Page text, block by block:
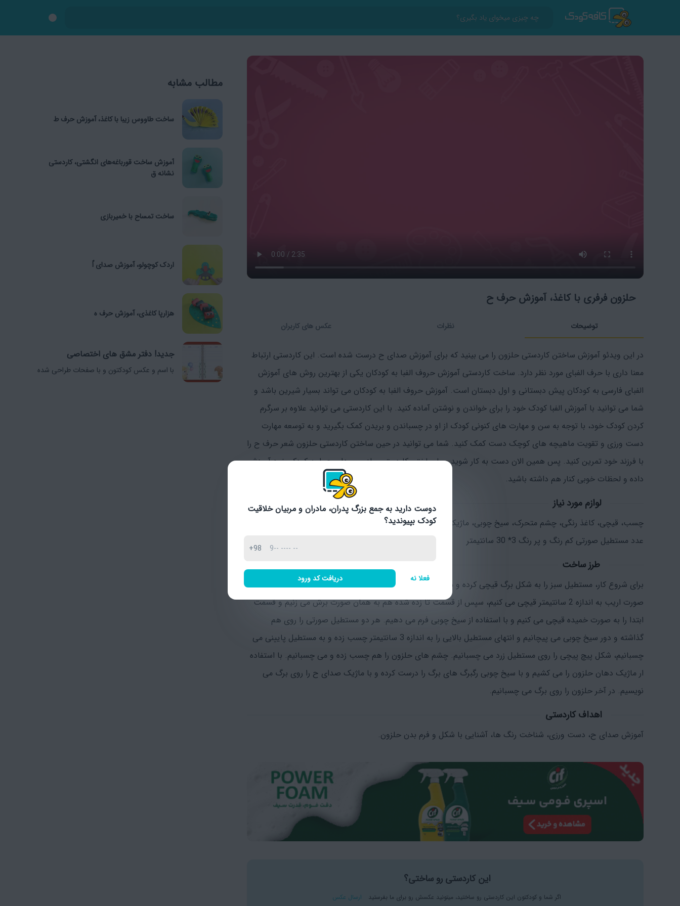
حلزون فرفری با کاغذ، آموزش حرف ح
توضیحات نظرات عکس های کاربران
در این ویدئو آموزش ساختن کاردستی حلزون را می بینید که برای آموزش صدای ح درست شده است. این کاردستی ارتباط
معنا داری با حرف الفبای مورد نظر دارد. ساخت کاردستی آموزش حروف الفبا به کودکان یکی از بهترین روش های آموزش
الفبای فارسی به کودکان پیش دبستانی و اول دبستان است. آموزش حروف الفبا به کودکان می تواند بسیار شیرین باشد و
شما می توانید با آموزش الفبا کودک خود را برای خواندن و نوشتن آماده کنید. با این کاردستی می توانید علاوه بر سرگرم
کردن کودک خود، با توجه به سن و مهارت های کنونی کودک از او در چسباندن و بریدن کمک بگیرید و به توسعه مهارت
دست ورزی و تقویت ماهیچه های کوچک دست کمک کنید. شما می توانید در حین ساختن کاردستی حلزون شعر حرف ح را
با فرزند خود تمرین کنید. پس همین الان دست به کار شوید و با ساختن کاردستی حلزون صدای ح را به کودک خود آموزش
داده و لحظات خوبی کنار هم داشته باشید.
لوازم مورد نیاز
عدد مستطیل صورتی کم رنگ و پر رنگ 3* 30 سانتیمتر
طرز ساخت
برای شروع کار، مستطیل سبز را به شکل برگ قیچی کرده و مستطیل زرد را از وسط تا زده و قسمت انتها را از دو طرف به
صورت اریب به اندازه 2 سانتیمتر قیچی می کنیم، سپس از قسمت تا زده شده هم به همان صورت برش می زنیم و قسمت
ابتدا را به صورت خمیده قیچی می کنیم و با استفاده از سیخ چوبی فرم می دهیم. هر دو مستطیل صورتی را روی هم
گذاشته و دور سیخ چوبی می پیچانیم و انتهای مستطیل بالایی را به اندازه 3 سانتیمتر چسب زده و به مستطیل پایینی می
چسبانیم، شکل پیچ پیچی را روی مستطیل زرد می چسبانیم. چشم های حلزون را هم چسب زده و می چسبانیم. با استفاده
ار ماژیک دهان حلزون را می کشیم و با سیخ چوبی رگبرگ های برگ را درست کرده و با ماژیک صدای ح را روی برگ می
نویسیم. در آخر حلزون را روی برگ می چسبانیم.
اهداف کاردستی
آموزش صدای ح، دست ورزی، شناخت رنگ ها، آشنایی با شکل و فرم بدن حلزون.
این کاردستی رو ساختی؟
اگر شما و کودکتون این کاردستی رو ساختید، میتونید عکسش رو برای ما بفرستید ارسال عکس
مطالب مشابه
ساخت طاووس زیبا با کاغذ، آموزش حرف ط
آموزش ساخت قورباغه‌های انگشتی، کاردستی
نشانه ق
ساخت تمساح با خمیربازی
اردک کوچولو، آموزش صدای اٌ
هزارپا کاغذی، آموزش حرف ه
جدید! دفتر مشق های اختصاصی
با اسم و عکس کودکتون و با صفحات طراحی شده
دوست دارید به جمع بزرگ پدران، مادران و مربیان خلاقیت
کودک بپیوندید؟
+98
فعلا نه دریافت کد ورود